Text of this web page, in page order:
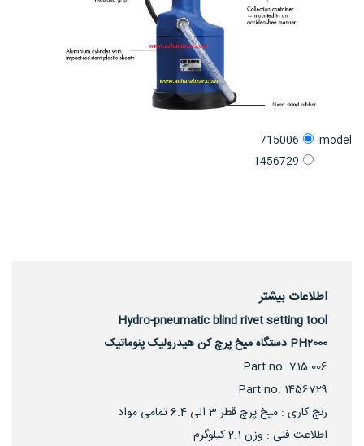
model:
715006
1456729
اطلاعات بیشتر
Hydro-pneumatic blind rivet setting tool
PH2000 دستگاه میخ پرچ کن هیدرولیک پنوماتیک
Part no. 715 006
Part no. 1456729
رنج کاری : میخ پرچ قطر 3 الی 6.4 تمامی مواد
اطلاعت فنی : وزن 2.1 کیلوگرم